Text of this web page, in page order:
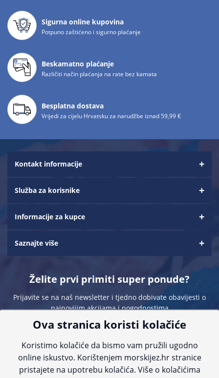
Sigurna online kupovina
Potpuno zaštićeno i sigurno plaćanje
Beskamatno plaćanje
Različiti način plaćanja na rate bez kamata
Besplatna dostava
Vrijedi za cijelu Hrvatsku za narudžbe iznad 59,99 €
Kontakt informacije
Služba za korisnike
Informacije za kupce
Saznajte više
Želite prvi primiti super ponude?
Prijavite se na naš newsletter i tjedno dobivate obavijesti o
najnovijim akcijama i pogodnostima
Sve navedene cijene sadrže PDV. Pokušavamo osigurati što preciznije
Ova stranica koristi kolačiće
Koristimo kolačiće da bismo vam pružili ugodno
online iskustvo. Korištenjem morskijez.hr stranice
pristajete na upotrebu kolačića. Više o kolačićima